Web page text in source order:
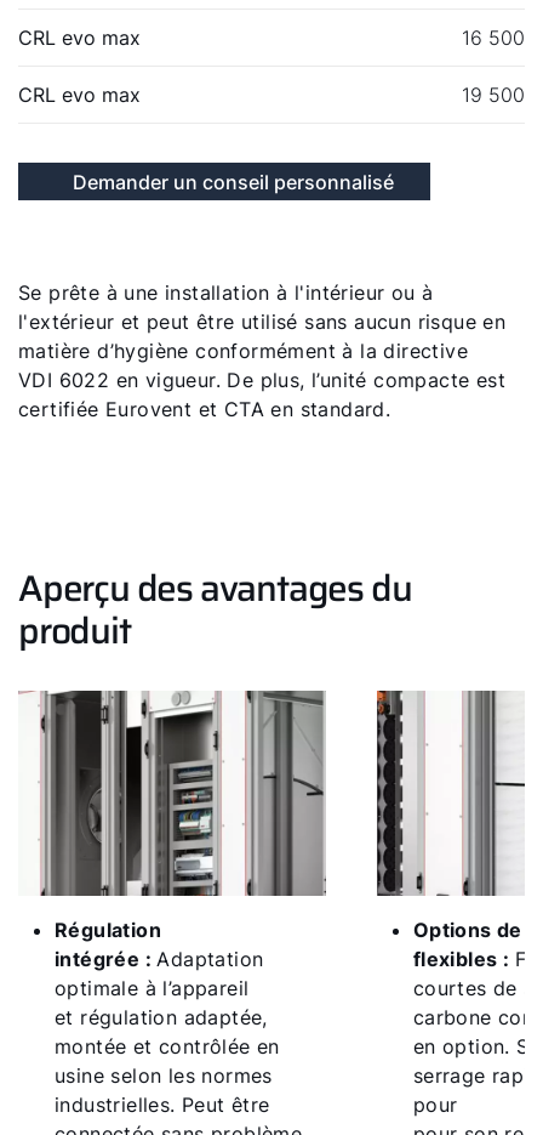
CRL evo max 16 500
CRL evo max 19 500
Demander un conseil personnalisé
Se prête à une installation à l'intérieur ou à
l'extérieur et peut être utilisé sans aucun risque en
matière d’hygiène conformément à la directive
VDI 6022 en vigueur. De plus, l’unité compacte est
certifiée Eurovent et CTA en standard.
Aperçu des avantages du
produit
Régulation
intégrée :Adaptation
optimale à l’appareil
et régulation adaptée,
montée et contrôlée en
usine selon les normes
industrielles. Peut être
Options de
flexibles :
courtes de
carbone
en option.
serrage
pour
Bonjour !
Assistance commerciale
Assistance technique
WOLF Service App
Formulaire de contact
Garantie 5 ans